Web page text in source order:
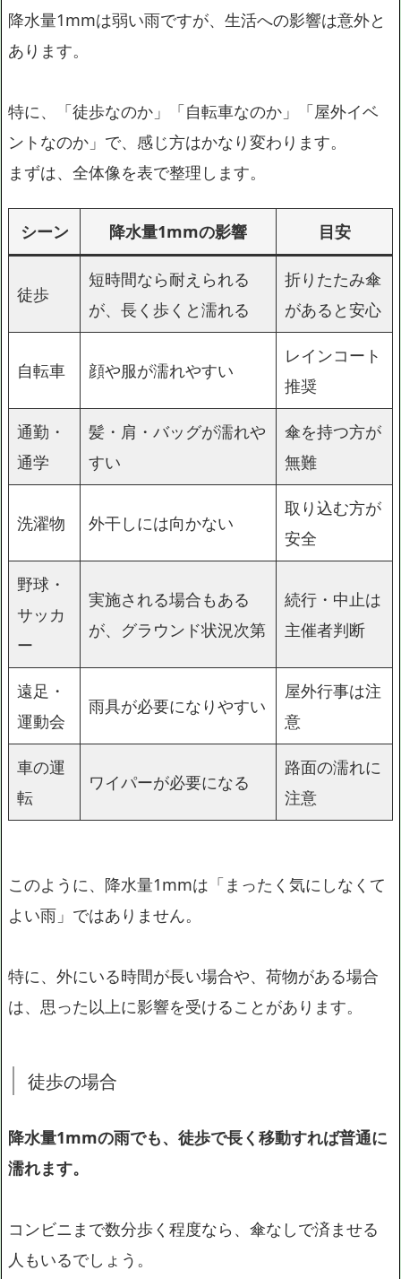
降水量1mmは弱い雨ですが、生活への影響は意外と
あります。
特に、「徒歩なのか」「自転車なのか」「屋外イベ
ントなのか」で、感じ方はかなり変わります。
まずは、全体像を表で整理します。
シーン 降水量1mmの影響 目安
徒歩
短時間なら耐えられる
が、長く歩くと濡れる
折りたたみ傘
があると安心
自転車 顔や服が濡れやすい
レインコート
推奨
通勤・
通学
髪・肩・バッグが濡れや
すい
傘を持つ方が
無難
洗濯物 外干しには向かない
取り込む方が
安全
野球・
サッカ
ー
実施される場合もある
が、グラウンド状況次第
続行・中止は
主催者判断
遠足・
運動会
雨具が必要になりやすい
屋外行事は注
意
車の運
転
ワイパーが必要になる
路面の濡れに
注意
このように、降水量1mmは「まったく気にしなくて
よい雨」ではありません。
特に、外にいる時間が長い場合や、荷物がある場合
は、思った以上に影響を受けることがあります。
徒歩の場合
降水量1mmの雨でも、徒歩で長く移動すれば普通に
濡れます。
コンビニまで数分歩く程度なら、傘なしで済ませる
人もいるでしょう。